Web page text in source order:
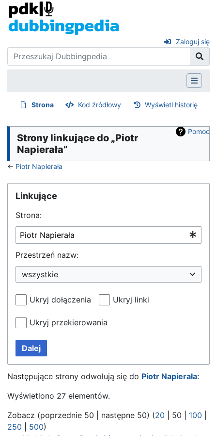
Zaloguj się
Strona Kod źródłowy Wyświetl historię
Pomoc
Strony linkujące do „Piotr
Napierała”
← Piotr Napierała
Linkujące
Strona:
Przestrzeń nazw:
wszystkie
Ukryj dołączenia Ukryj linki
Ukryj przekierowania
Dalej
Następujące strony odwołują się do Piotr Napierała:
Wyświetlono 27 elementów.
Zobacz (poprzednie 50 następne 50) (20 50 100
250
500)